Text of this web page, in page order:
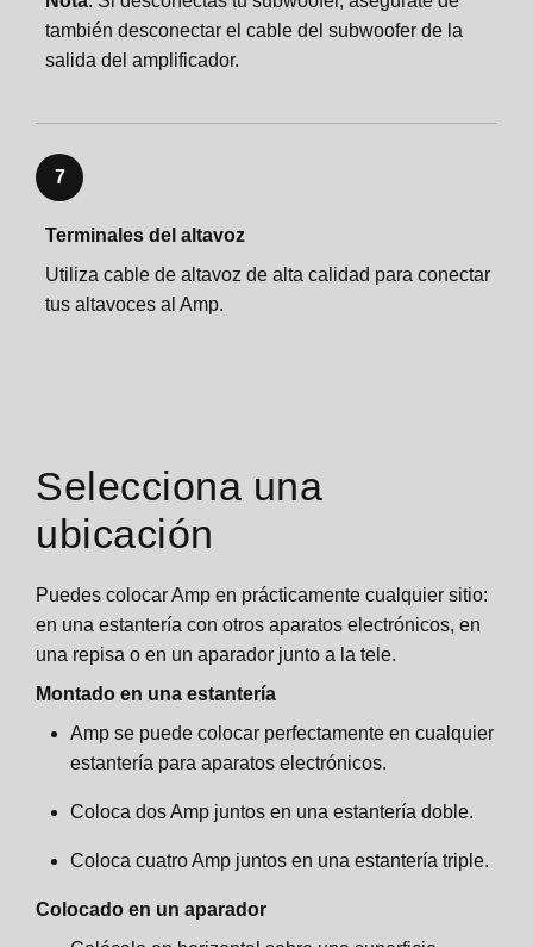
también desconectar el cable del subwoofer de la
salida del amplificador.
7
Terminales del altavoz
Utiliza cable de altavoz de alta calidad para conectar
tus altavoces al Amp.
Selecciona una
ubicación
Puedes colocar Amp en prácticamente cualquier sitio:
en una estantería con otros aparatos electrónicos, en
una repisa o en un aparador junto a la tele.
Montado en una estantería
Amp se puede colocar perfectamente en cualquier
estantería para aparatos electrónicos.
Coloca dos Amp juntos en una estantería doble.
Coloca cuatro Amp juntos en una estantería triple.
Colocado en un aparador